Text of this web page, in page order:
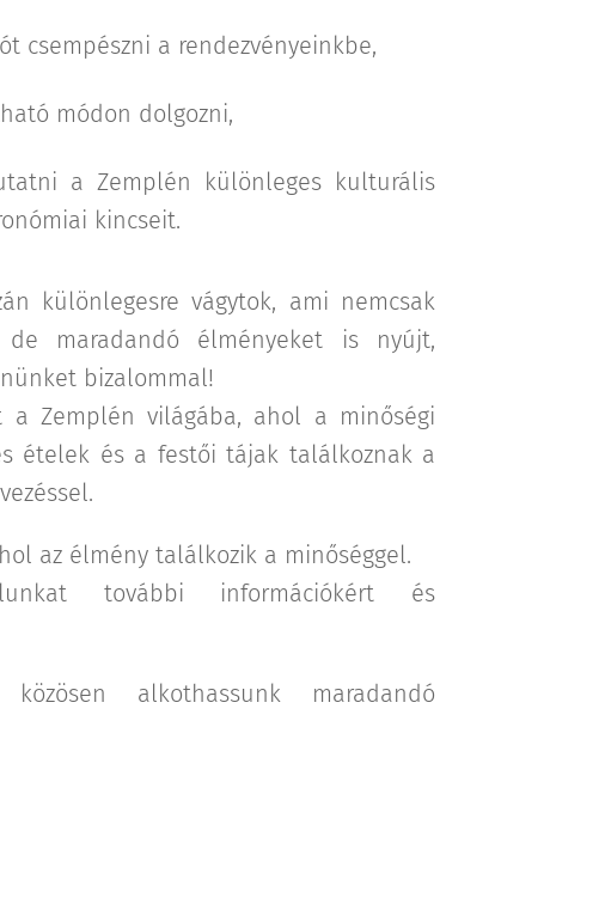
csempészni a rendezvényeinkbe,
módon dolgozni,
a Zemplén különleges kulturális
kincseit.
különlegesre vágytok, ami nemcsak
de maradandó élményeket is nyújt,
bizalommal!
a Zemplén világába, ahol a minőségi
ételek és a festői tájak találkoznak a
az élmény találkozik a minőséggel.
további információkért és
alkothassunk maradandó